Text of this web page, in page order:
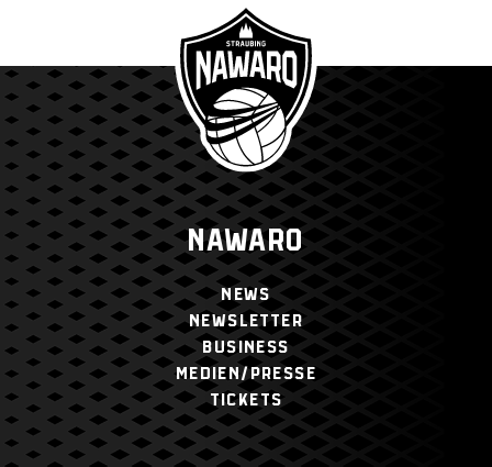
NAWARO
NEWS
NEWSLETTER
BUSINESS
MEDIEN/PRESSE
TICKETS